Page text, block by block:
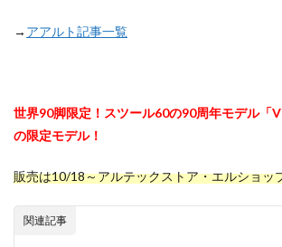
→ アアルト記事一覧
世界90脚限定！スツール60の90周年モデル「
の限定モデル！
販売は10/18～アルテックストア・エルショッ
関連記事